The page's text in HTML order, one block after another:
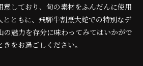
しており、旬の素材をふんだんに使用
とともに、飛騨牛割烹大蛇での特別なデ
の魅力を存分に味わってみてはいかがで
をお過ごしください。